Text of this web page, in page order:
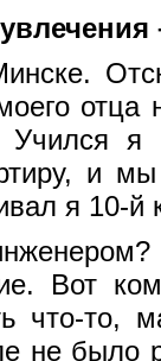
отца
я
и
я 10-
Вот
что-то,
не было